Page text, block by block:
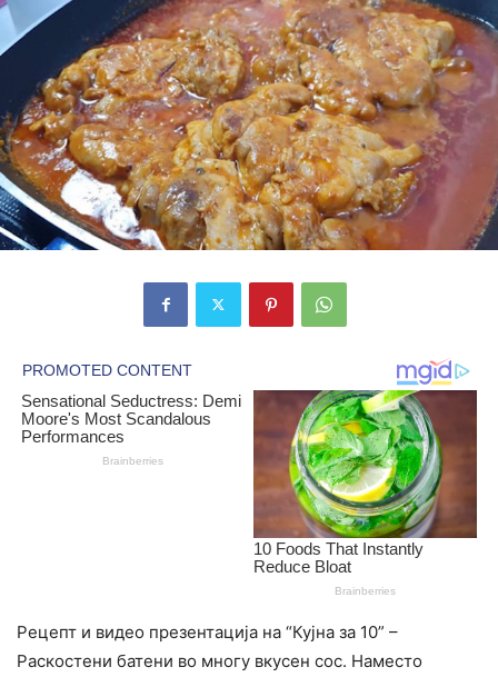
Рецепт и видео презентација на “Кујна за 10” –
Раскостени батени во многу вкусен сос. Наместо